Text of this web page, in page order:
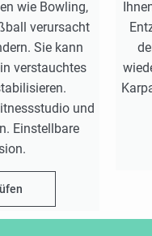
wie Bowling,
verursacht
Sie kann
verstauchtes
und
Einstellbare